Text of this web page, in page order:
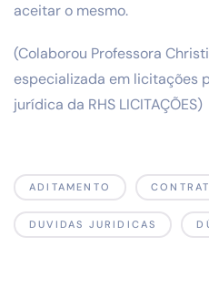
aceitar o mesmo.
(Colaborou Professora
especializada em licitações
jurídica da RHS LICITAÇÕES)
ADITAMENTO
DUVIDAS JURIDICAS